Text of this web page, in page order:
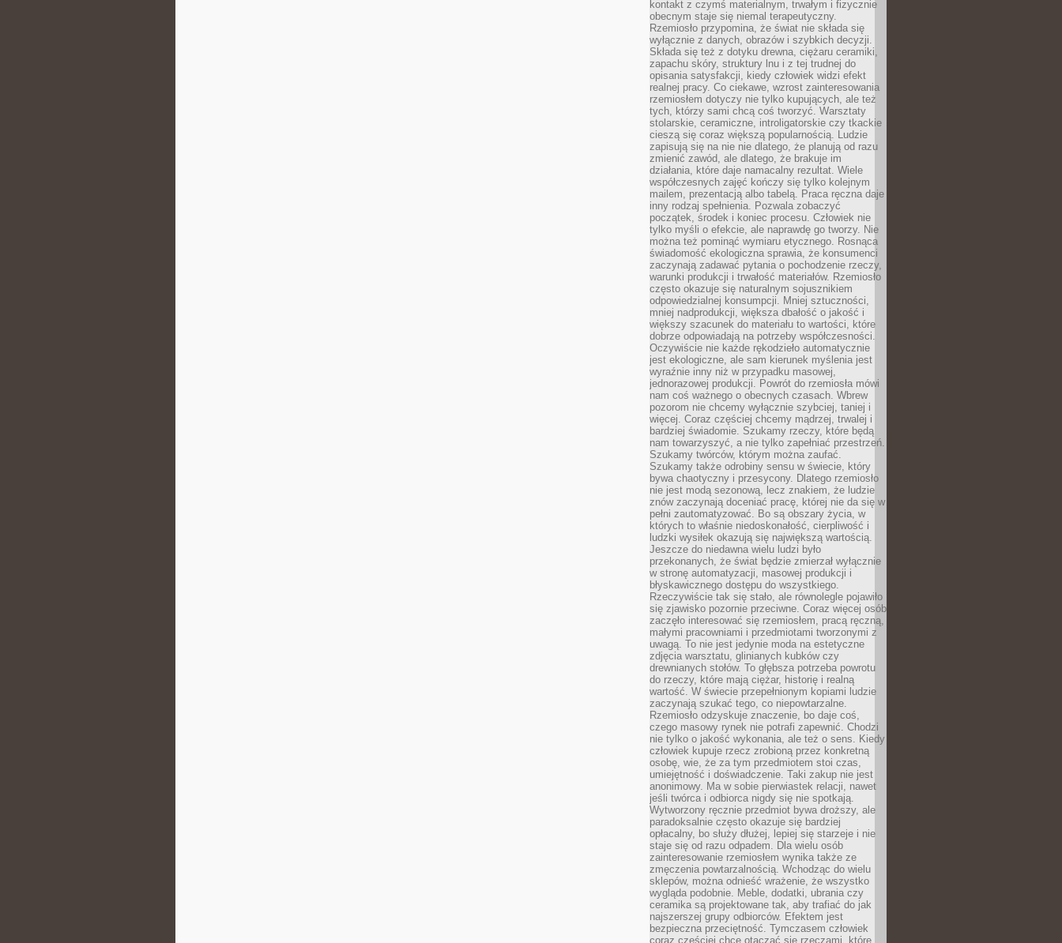
kontakt z czymś materialnym, trwałym i fizycznie
obecnym staje się niemal terapeutyczny.
Rzemiosło przypomina, że świat nie składa się
wyłącznie z danych, obrazów i szybkich decyzji.
Składa się też z dotyku drewna, ciężaru ceramiki,
zapachu skóry, struktury lnu i z tej trudnej do
opisania satysfakcji, kiedy człowiek widzi efekt
realnej pracy. Co ciekawe, wzrost zainteresowania
rzemiosłem dotyczy nie tylko kupujących, ale też
tych, którzy sami chcą coś tworzyć. Warsztaty
stolarskie, ceramiczne, introligatorskie czy tkackie
cieszą się coraz większą popularnością. Ludzie
zapisują się na nie nie dlatego, że planują od razu
zmienić zawód, ale dlatego, że brakuje im
działania, które daje namacalny rezultat. Wiele
współczesnych zajęć kończy się tylko kolejnym
mailem, prezentacją albo tabelą. Praca ręczna daje
inny rodzaj spełnienia. Pozwala zobaczyć
początek, środek i koniec procesu. Człowiek nie
tylko myśli o efekcie, ale naprawdę go tworzy. Nie
można też pominąć wymiaru etycznego. Rosnąca
świadomość ekologiczna sprawia, że konsumenci
zaczynają zadawać pytania o pochodzenie rzeczy,
warunki produkcji i trwałość materiałów. Rzemiosło
często okazuje się naturalnym sojusznikiem
odpowiedzialnej konsumpcji. Mniej sztuczności,
mniej nadprodukcji, większa dbałość o jakość i
większy szacunek do materiału to wartości, które
dobrze odpowiadają na potrzeby współczesności.
Oczywiście nie każde rękodzieło automatycznie
jest ekologiczne, ale sam kierunek myślenia jest
wyraźnie inny niż w przypadku masowej,
jednorazowej produkcji. Powrót do rzemiosła mówi
nam coś ważnego o obecnych czasach. Wbrew
pozorom nie chcemy wyłącznie szybciej, taniej i
więcej. Coraz częściej chcemy mądrzej, trwalej i
bardziej świadomie. Szukamy rzeczy, które będą
nam towarzyszyć, a nie tylko zapełniać przestrzeń.
Szukamy twórców, którym można zaufać.
Szukamy także odrobiny sensu w świecie, który
bywa chaotyczny i przesycony. Dlatego rzemiosło
nie jest modą sezonową, lecz znakiem, że ludzie
znów zaczynają doceniać pracę, której nie da się w
pełni zautomatyzować. Bo są obszary życia, w
których to właśnie niedoskonałość, cierpliwość i
ludzki wysiłek okazują się największą wartością.
Jeszcze do niedawna wielu ludzi było
przekonanych, że świat będzie zmierzał wyłącznie
w stronę automatyzacji, masowej produkcji i
błyskawicznego dostępu do wszystkiego.
Rzeczywiście tak się stało, ale równolegle pojawiło
się zjawisko pozornie przeciwne. Coraz więcej osób
zaczęło interesować się rzemiosłem, pracą ręczną,
małymi pracowniami i przedmiotami tworzonymi z
uwagą. To nie jest jedynie moda na estetyczne
zdjęcia warsztatu, glinianych kubków czy
drewnianych stołów. To głębsza potrzeba powrotu
do rzeczy, które mają ciężar, historię i realną
wartość. W świecie przepełnionym kopiami ludzie
zaczynają szukać tego, co niepowtarzalne.
Rzemiosło odzyskuje znaczenie, bo daje coś,
czego masowy rynek nie potrafi zapewnić. Chodzi
nie tylko o jakość wykonania, ale też o sens. Kiedy
człowiek kupuje rzecz zrobioną przez konkretną
osobę, wie, że za tym przedmiotem stoi czas,
umiejętność i doświadczenie. Taki zakup nie jest
anonimowy. Ma w sobie pierwiastek relacji, nawet
jeśli twórca i odbiorca nigdy się nie spotkają.
Wytworzony ręcznie przedmiot bywa droższy, ale
paradoksalnie często okazuje się bardziej
opłacalny, bo służy dłużej, lepiej się starzeje i nie
staje się od razu odpadem. Dla wielu osób
zainteresowanie rzemiosłem wynika także ze
zmęczenia powtarzalnością. Wchodząc do wielu
sklepów, można odnieść wrażenie, że wszystko
wygląda podobnie. Meble, dodatki, ubrania czy
ceramika są projektowane tak, aby trafiać do jak
najszerszej grupy odbiorców. Efektem jest
bezpieczna przeciętność. Tymczasem człowiek
coraz częściej chce otaczać się rzeczami, które